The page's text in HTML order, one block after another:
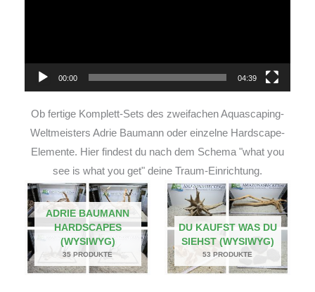
00:00 04:39
Ob fertige Komplett-Sets des zweifachen Aquascaping-
Weltmeisters Adrie Baumann oder einzelne Hardscape-
Elemente. Hier findest du nach dem Schema "what you
see is what you get" deine Traum-Einrichtung.
ADRIE BAUMANN
HARDSCAPES
(WYSIWYG)
35 PRODUKTE
DU KAUFST WAS DU
SIEHST (WYSIWYG)
53 PRODUKTE